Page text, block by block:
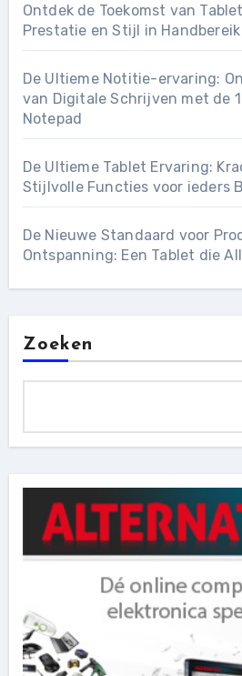
Ontdek de Toekomst van
Prestatie en Stijl in Handbereik
De Ultieme Notitie-ervaring:
van Digitale Schrijven met de
Notepad
De Ultieme Tablet Ervaring:
Stijlvolle Functies voor ieders
De Nieuwe Standaard voor
Ontspanning: Een Tablet die
Zoeken